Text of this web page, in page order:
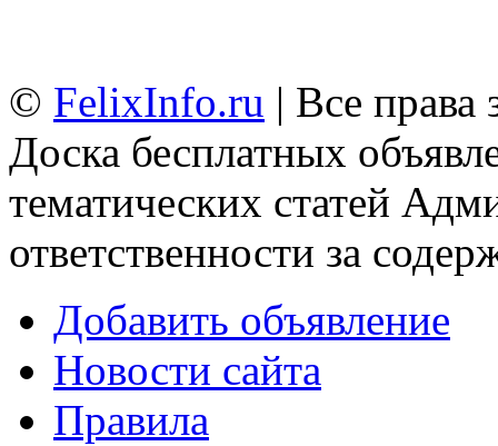
© FelixInfo.ru | Все
Доска бесплатных
тематических статей
ответственности за
Добавить объявление
Новости сайта
Правила